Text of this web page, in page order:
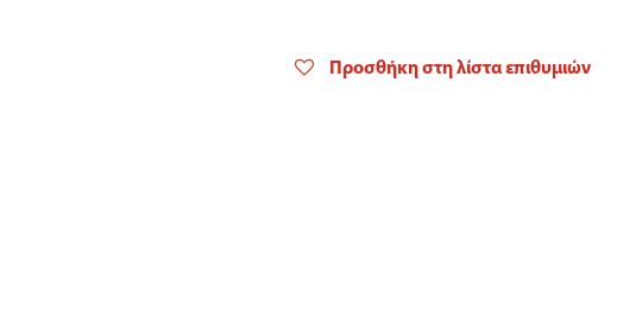
Προσθήκη στη λίστα επιθυμιών